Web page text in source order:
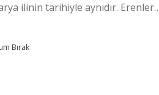
ilinin tarihiyle aynıdır.
Bırak